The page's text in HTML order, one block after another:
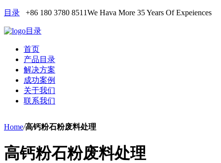
目录 +86 180 3780 8511We Hava More 35 Years Of Expeiences
目录
首页
产品目录
解决方案
成功案例
关于我们
联系我们
Home/高钙粉石粉废料处理
高钙粉石粉废料处理